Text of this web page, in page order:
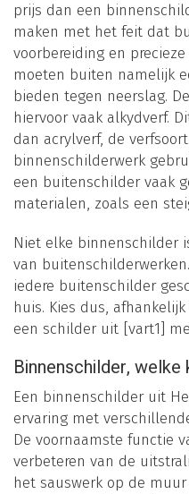
prijs dan een
maken met het feit dat
voorbereiding en
moeten buiten namelijk
bieden tegen neerslag.
hiervoor vaak alkydverf.
dan acrylverf, de
binnenschilderwerk
een buitenschilder vaak
materialen, zoals een
Niet elke binnenschilder
van
iedere buitenschilder
huis. Kies dus,
een schilder uit [vart1]
Binnenschilder, welke
Een binnenschilder uit
ervaring met
De voornaamste functie
verbeteren van de
het sauswerk op de